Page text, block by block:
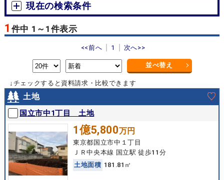
現在の検索条件
1 件中 1～1件表示
<<前へ 1 次へ>>
並べ替え
↓チェックすると資料請求・比較できます
土地
国立市中1丁目 土地
1億5,800万円
東京都国立市中１丁目
ＪＲ中央本線 国立駅 徒歩11分
土地面積 181.81㎡